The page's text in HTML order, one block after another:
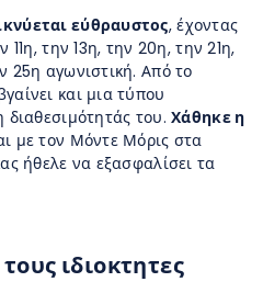
εύθραυστος, έχοντας
την 13η, την 20η, την 21η,
αγωνιστική. Από το
και μια τύπου
διαθεσιμότητάς του.Χάθηκε η
με τον Μόντε Μόρις στα
ήθελε να εξασφαλίσει τα
ιδιοκτητες